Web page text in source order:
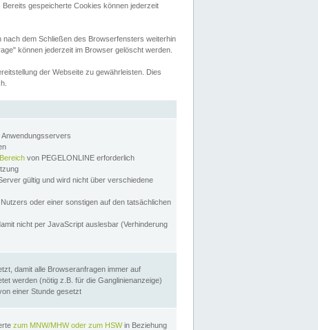
gespeicherte Cookies können jederzeit
dem Schließen des Browserfensters weiterhin
können jederzeit im Browser gelöscht werden.
der Webseite zu gewährleisten. Dies
von PEGELONLINE erforderlich
gültig und wird nicht über verschiedene
oder einer sonstigen auf den tatsächlichen
nicht per JavaScript auslesbar (Verhinderung
damit alle Browseranfragen immer auf
werden (nötig z.B. für die Ganglinienanzeige)
einer Stunde gesetzt
zum MNW/MHW oder zum HSWin Beziehung